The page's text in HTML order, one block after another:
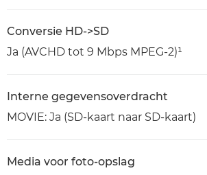
Conversie HD->SD
Ja (AVCHD tot 9 Mbps MPEG-2)¹
Interne gegevensoverdracht
MOVIE: Ja (SD-kaart naar SD-kaart)
Media voor foto-opslag